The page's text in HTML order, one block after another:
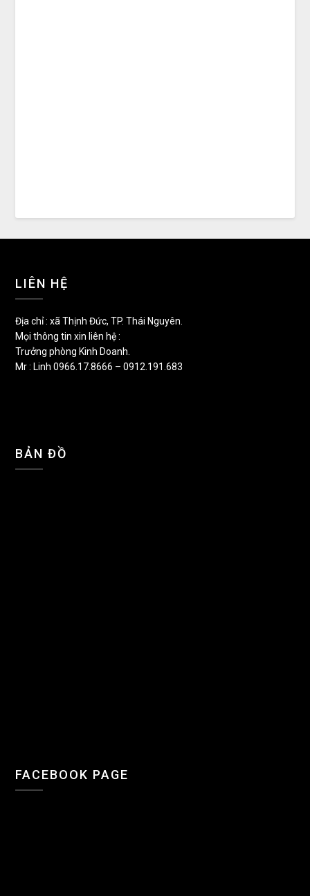
LIÊN HỆ
Địa chỉ : xã Thịnh Đức, TP. Thái Nguyên.
Mọi thông tin xin liên hệ :
Trưởng phòng Kinh Doanh.
Mr : Linh 0966.17.8666 – 0912.191.683
BẢN ĐỒ
FACEBOOK PAGE